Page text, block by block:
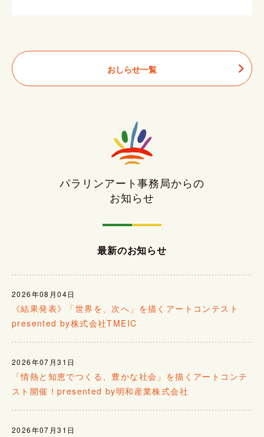
おしらせ一覧
パラリンアート事務局からの
お知らせ
最新のお知らせ
2026年08月04日
《結果発表》「世界を、次へ」を描くアートコンテスト
presented by株式会社TMEIC
2026年07月31日
「情熱と知恵でつくる、豊かな社会」を描くアートコンテ
スト開催！presented by明和産業株式会社
2026年07月31日